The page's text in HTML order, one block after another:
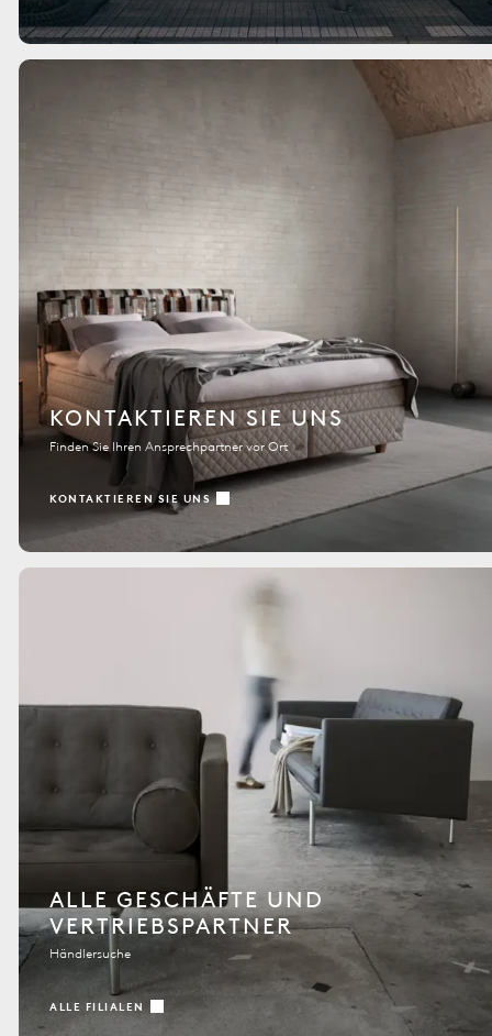
KONTAKTIEREN SIE UNS
Finden Sie Ihren Ansprechpartner vor Ort
KONTAKTIEREN SIE UNS
ALLE GESCHÄFTE UND
VERTRIEBSPARTNER
Händlersuche
ALLE FILIALEN